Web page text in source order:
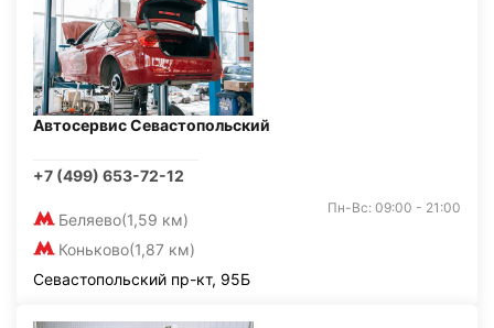
Автосервис Севастопольский
+7 (499) 653-72-12
Беляево(1,59 км)
Коньково(1,87 км)
Пн-Вс: 09:00 - 21:00
Севастопольский пр-кт, 95Б